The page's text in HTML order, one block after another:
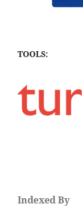
TOOLS:
Indexed By